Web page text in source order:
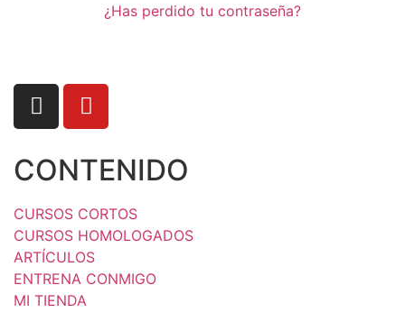
¿Has perdido tu contraseña?
CONTENIDO
CURSOS CORTOS
CURSOS HOMOLOGADOS
ARTÍCULOS
ENTRENA CONMIGO
MI TIENDA